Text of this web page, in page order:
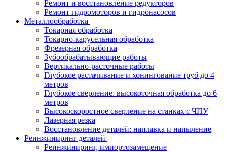
Ремонт и восстановление редукторов
Ремонт гидромоторов и гидронасосов
Металлообработка
Токарная обработка
Токарно-карусельная обработка
Фрезерная обработка
Зубообрабатывающие работы
Вертикально-расточные работы
Глубокое растачивание и хонингование труб до 4
метров
Глубокое сверление: высокоточная обработка до 6
метров
Высокоскоростное сверление на станках с ЧПУ
Лазерная резка
Восстановление деталей: наплавка и напыление
Реинжиниринг деталей
Реинжиниринг, импортозамещение